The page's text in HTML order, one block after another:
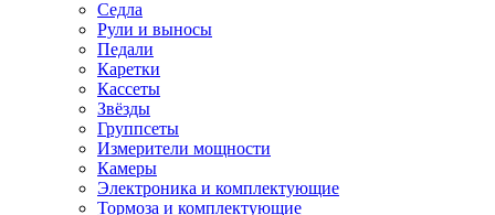
Седла
Рули и выносы
Педали
Каретки
Кассеты
Звёзды
Группсеты
Измерители мощности
Камеры
Электроника и комплектующие
Тормоза и комплектующие